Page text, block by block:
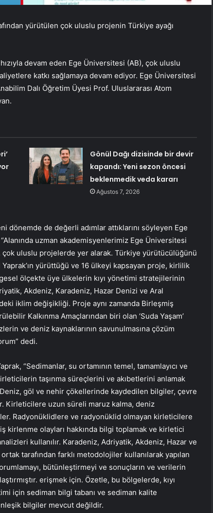
yürütülen çok uluslu projenin Türkiye ayağı
devam eden Ege Üniversitesi (AB), çok uluslu
katkı sağlamaya devam ediyor. Ege Üniversitesi
Dalı Öğretim Üyesi Prof. Uluslararası Atom
Gönül Dağı dizisinde bir devir
kapandı: Yeni sezon öncesi
beklenmedik veda kararı
Ağustos 7, 2026
dönemde de değerli adımlar attıklarını söyleyen Ege
uzman akademisyenlerimiz Ege Üniversitesi
çok uluslu projelerde yer alarak. Türkiye yürütücülüğünü
yürüttüğü ve 16 ülkeyi kapsayan proje, kirlilik
ölçekte üye ülkelerin kıyı yönetimi stratejilerinin
Akdeniz, Karadeniz, Hazar Denizi ve Aral
iklim değişikliği. Proje aynı zamanda Birleşmiş
Kalkınma Amaçlarından biri olan ‘Suda Yaşam’
ve deniz kaynaklarının savunulmasına çözüm
dedi.
“Sedimanlar, su ortamının temel, tamamlayıcı ve
taşınma süreçlerini ve akıbetlerini anlamak
göl ve nehir çökellerinde kaydedilen bilgiler, çevre
Kirleticilere uzun süreli maruz kalma, deniz
Radyonüklidlere ve radyonüklid olmayan kirleticilere
kirlenme olayları hakkında bilgi toplamak ve kirletici
kullanılır. Karadeniz, Adriyatik, Akdeniz, Hazar ve
tarafından farklı metodolojiler kullanılarak yapılan
bütünleştirmeyi ve sonuçların ve verilerin
erişmek için. Özetle, bu bölgelerde, kıyı
için sediman bilgi tabanı ve sediman kalite
bilgiler mevcut değildir.